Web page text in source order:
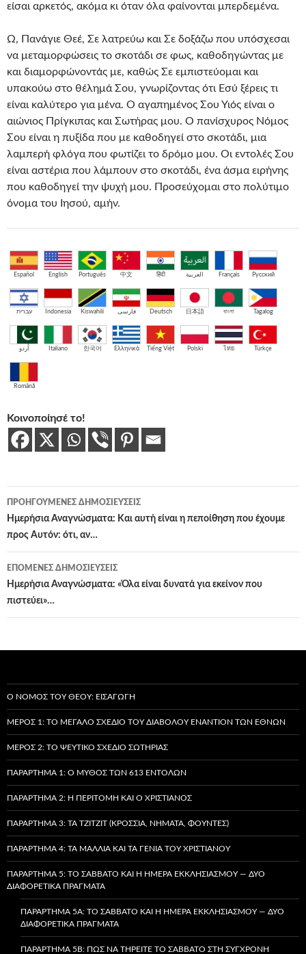
είσαι αρκετός, ακόμα κι όταν όλα φαίνονται μπερδεμένα.
Ω, Πανάγιε Θεέ, Σε λατρεύω και Σε δοξάζω που υπόσχεσαι
να μεταμορφώσεις το σκοτάδι σε φως, καθοδηγώντας με
και διαμορφώνοντάς με, καθώς Σε εμπιστεύομαι και
υπακούω στο θέλημά Σου, γνωρίζοντας ότι Εσύ ξέρεις τι
είναι καλύτερο για μένα. Ο αγαπημένος Σου Υιός είναι ο
αιώνιος Πρίγκιπας και Σωτήρας μου. Ο πανίσχυρος Νόμος
Σου είναι η πυξίδα που με καθοδηγεί στο σκοτάδι, μια
λαμπερή φλόγα που φωτίζει το δρόμο μου. Οι εντολές Σου
είναι αστέρια που λάμπουν στο σκοτάδι, ένα άσμα ειρήνης
που καθοδηγεί την ψυχή μου. Προσεύχομαι στο πολύτιμο
όνομα του Ιησού, αμήν.
Español English Português 中文 हिंदी العربية Français Русский
עברית Indonesia Kiswahili فارسی Deutsch 日本語 বাংলা Tagalog
اُردو Italiano 한국어 Ελληνικά Tiếng Việt Polski ไทย Türkçe
Română
Κοινοποίησέ το!
Πλοήγηση
άρθρων
ΠΡΟΗΓΟΎΜΕΝΕΣ ΔΗΜΟΣΙΕΎΣΕΙΣ
Ημερήσια Αναγνώσματα: Και αυτή είναι η πεποίθηση που έχουμε
προς Αυτόν: ότι, αν…
ΕΠΌΜΕΝΕΣ ΔΗΜΟΣΙΕΎΣΕΙΣ
Ημερήσια Αναγνώσματα: «Όλα είναι δυνατά για εκείνον που
πιστεύει»…
Ο ΝΌΜΟΣ ΤΟΥ ΘΕΟΎ: ΕΙΣΑΓΩΓΉ
ΜΈΡΟΣ 1: ΤΟ ΜΕΓΆΛΟ ΣΧΈΔΙΟ ΤΟΥ ΔΙΑΒΌΛΟΥ ΕΝΑΝΤΊΟΝ ΤΩΝ ΕΘΝΏΝ
ΜΈΡΟΣ 2: ΤΟ ΨΕΎΤΙΚΟ ΣΧΈΔΙΟ ΣΩΤΗΡΊΑΣ
ΠΑΡΆΡΤΗΜΑ 1: Ο ΜΎΘΟΣ ΤΩΝ 613 ΕΝΤΟΛΏΝ
ΠΑΡΆΡΤΗΜΑ 2: Η ΠΕΡΙΤΟΜΉ ΚΑΙ Ο ΧΡΙΣΤΙΑΝΌΣ
ΠΑΡΆΡΤΗΜΑ 3: ΤΑ TZITZIT (ΚΡΌΣΣΙΑ, ΝΉΜΑΤΑ, ΦΟΎΝΤΕΣ)
ΠΑΡΆΡΤΗΜΑ 4: ΤΑ ΜΑΛΛΙΆ ΚΑΙ ΤΑ ΓΈΝΙΑ ΤΟΥ ΧΡΙΣΤΙΑΝΟΎ
ΠΑΡΆΡΤΗΜΑ 5: ΤΟ ΣΆΒΒΑΤΟ ΚΑΙ Η ΗΜΈΡΑ ΕΚΚΛΗΣΙΑΣΜΟΎ — ΔΎΟ
ΔΙΑΦΟΡΕΤΙΚΆ ΠΡΆΓΜΑΤΑ
ΠΑΡΆΡΤΗΜΑ 5A: ΤΟ ΣΆΒΒΑΤΟ ΚΑΙ Η ΗΜΈΡΑ ΕΚΚΛΗΣΙΑΣΜΟΎ — ΔΎΟ
ΔΙΑΦΟΡΕΤΙΚΆ ΠΡΆΓΜΑΤΑ
ΠΑΡΆΡΤΗΜΑ 5B: ΠΏΣ ΝΑ ΤΗΡΕΊΤΕ ΤΟ ΣΆΒΒΑΤΟ ΣΤΗ ΣΎΓΧΡΟΝΗ